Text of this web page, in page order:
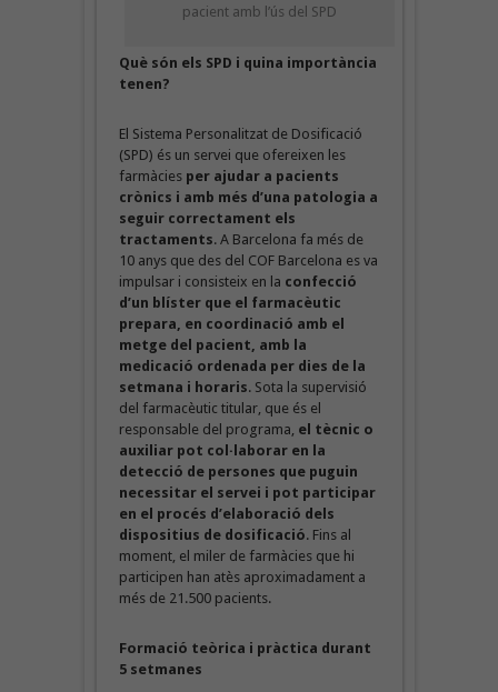
pacient amb l’ús del SPD
Què són els SPD i quina importància
tenen?
El Sistema Personalitzat de Dosificació
(SPD) és un servei que ofereixen les
farmàcies per ajudar a pacients
crònics i amb més d’una patologia a
seguir correctament els
tractaments. A Barcelona fa més de
10 anys que des del COF Barcelona es va
impulsar i consisteix en la confecció
d’un blíster que el farmacèutic
prepara, en coordinació amb el
metge del pacient, amb la
medicació ordenada per dies de la
setmana i horaris. Sota la supervisió
del farmacèutic titular, que és el
responsable del programa, el tècnic o
auxiliar pot col·laborar en la
detecció de persones que puguin
necessitar el servei i pot participar
en el procés d’elaboració dels
dispositius de dosificació. Fins al
moment, el miler de farmàcies que hi
participen han atès aproximadament a
més de 21.500 pacients.
Formació teòrica i pràctica durant
5 setmanes